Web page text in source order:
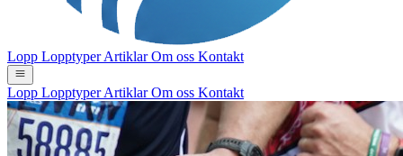
Lopp LopptyperArtiklarOm oss Kontakt
Lopp LopptyperArtiklarOm oss Kontakt